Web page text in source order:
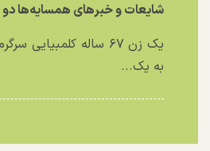
شایعات و خبر‌های همسایه‌ها دو
یک زن ۶۷ ساله
به یک...